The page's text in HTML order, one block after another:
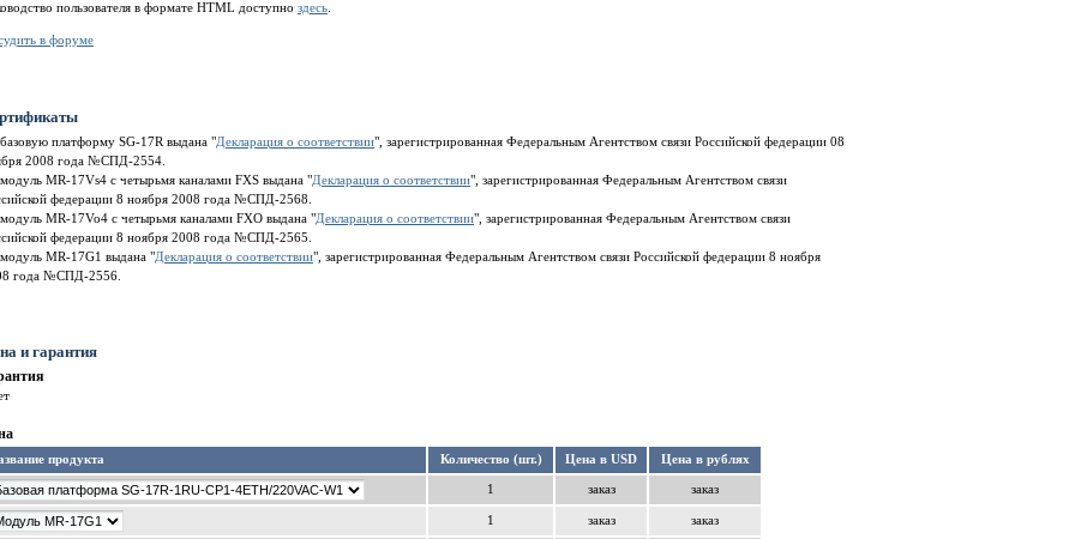
пользователя в формате HTML доступно здесь.
в форуме
платформу SG-17R выдана "Декларация о соответствии", зарегистрированная Федеральным Агентством связи Российской федерации 08
2008 года №СПД-2554.
MR-17Vs4 с четырьмя каналами FXS выдана "Декларация о соответствии", зарегистрированная Федеральным Агентством связи
федерации 8 ноября 2008 года №СПД-2568.
MR-17Vo4 с четырьмя каналами FXO выдана "Декларация о соответствии", зарегистрированная Федеральным Агентством связи
федерации 8 ноября 2008 года №СПД-2565.
MR-17G1 выдана "Декларация о соответствии", зарегистрированная Федеральным Агентством связи Российской федерации 8 ноября
года №СПД-2556.
и гарантия
продукта Количество (шт.) Цена в USD Цена в рублях
1 заказ заказ
1 заказ заказ